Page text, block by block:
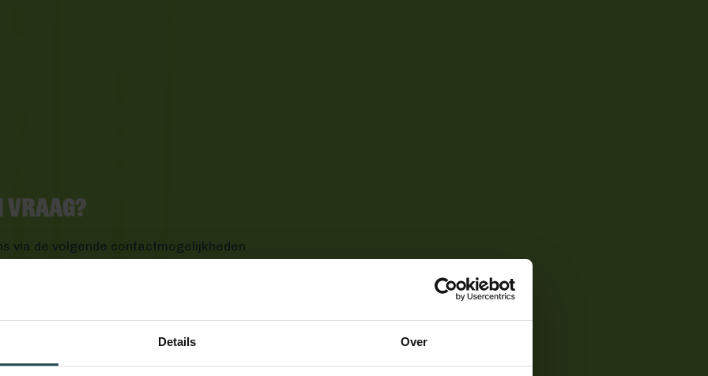
Details Over
vraag?
via de volgende contactmogelijkheden